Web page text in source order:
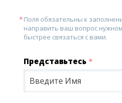
Поля обязательны к
направить ваш вопрос
быстрее связаться с вами.
Представьтесь *